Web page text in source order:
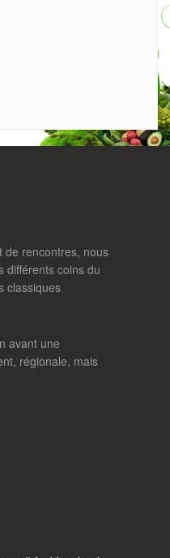
de rencontres, nous
différents coins du
classiques
avant une
régionale, mais